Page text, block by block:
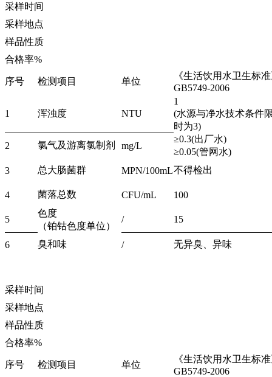
采样时间
采样地点
样品性质
合格率%
序号 检测项目 单位
《生活饮用水卫生标
GB5749-2006
1 浑浊度 NTU
1
(水源与净水技术条件
时为3)
2
氯气及游离氯制剂 mg/L
≥0.3(出厂水)
≥0.05(管网水)
3
总大肠菌群 MPN/100mL不得检出
4 菌落总数 CFU/mL 100
5
色度
/ 15
（铂钴色度单位）
6
臭和味 / 无异臭、异味
采样时间
采样地点
样品性质
合格率%
序号 检测项目 单位
《生活饮用水卫生标
GB5749-2006